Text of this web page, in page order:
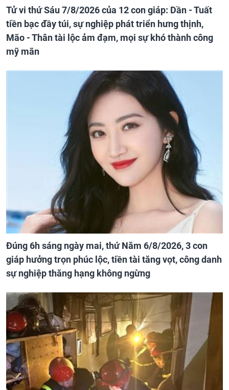
Tử vi thứ Sáu 7/8/2026 của 12 con giáp: Dần - Tuất
tiền bạc đầy túi, sự nghiệp phát triển hưng thịnh,
Mão - Thân tài lộc ảm đạm, mọi sự khó thành công
mỹ mãn
Đúng 6h sáng ngày mai, thứ Năm 6/8/2026, 3 con
giáp hưởng trọn phúc lộc, tiền tài tăng vọt, công danh
sự nghiệp thăng hạng không ngừng